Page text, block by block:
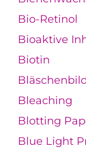
Bio-Retinol
Bioaktive
Biotin
Bleaching
Blotting
Blue Light